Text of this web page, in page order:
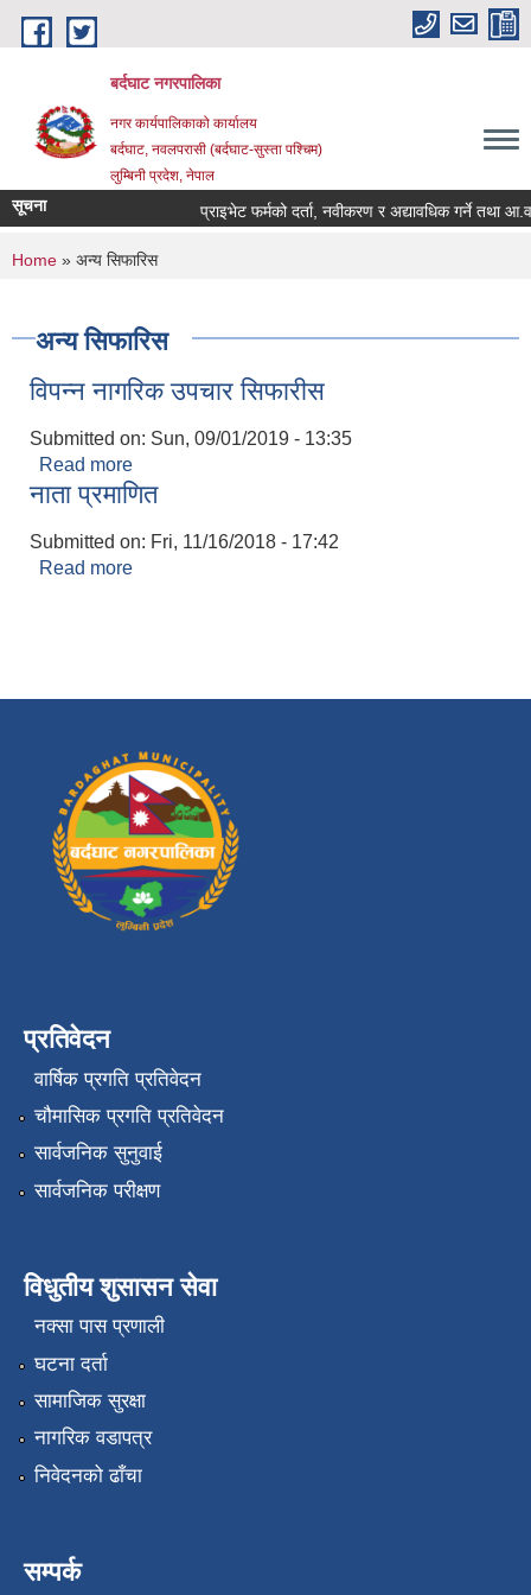
Skip to main content
बर्दघाट नगरपालिका
नगर कार्यपालिकाको कार्यालय
बर्दघाट, नवलपरासी (बर्दघाट-सुस्ता पश्चिम)
लुम्बिनी प्रदेश, नेपाल
सूचना प्राइभेट फर्मको दर्ता, नवीकरण र अद्यावधिक गर्ने तथा
You are here
Home » अन्य सिफारिस
अन्य सिफारिस
विपन्न नागरिक उपचार सिफारीस
Submitted on: Sun, 09/01/2019 - 13:35
Read more
नाता प्रमाणित
Submitted on: Fri, 11/16/2018 - 17:42
Read more
प्रतिवेदन
वार्षिक प्रगति प्रतिवेदन
चौमासिक प्रगति प्रतिवेदन
सार्वजनिक सुनुवाई
सार्वजनिक परीक्षण
विधुतीय शुसासन सेवा
नक्सा पास प्रणाली
घटना दर्ता
सामाजिक सुरक्षा
नागरिक वडापत्र
निवेदनको ढाँचा
सम्पर्क